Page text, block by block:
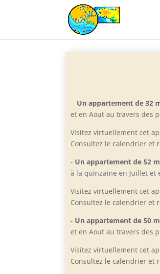
- Un appartement de 32
et en Aout au travers des
Visitez virtuellement cet
Consultez le calendrier et
- Un appartement de 52
à la quinzaine en Juillet et
Visitez virtuellement cet
Consultez le calendrier et
- Un appartement de 50
et en Aoutau travers des
Visitez virtuellement cet
Consultez le calendrier et